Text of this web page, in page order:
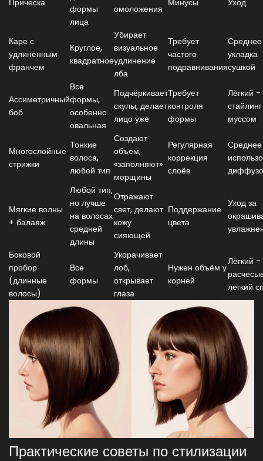
Прическа
формы
лица
омоложения
Минусы Уход
Каре с
удлинённым
франчем
Круглое,
квадратное
Убирает
визуальное
удлинение
лба
Требует
частого
подравнивания
укладка
сушкой
Ассиметричный
боб
Все
формы,
особенно
овальная
Подчёркивает
скулы, делает
лицо уже
Требует
контроля
формы
Лёгкий -
стайлинг
муссом
Многослойные
стрижки
Тонкие
волоса,
любой тип
Создают
объём,
«заполняют»
морщины
Регулярная
коррекция
слоёв
Мягкие волны
+ балаяж
Любой тип,
но лучше
на волосах
средней
длины
Отражают
свет, делают
кожу
сияющей
Поддержание
цвета
Уход за
Боковой
пробор
(длинные
волосы)
Все
формы
Укорачивает
лоб,
открывает
глаза
Нужен объём у
корней
Лёгкий -
легкий
Практические советы по стилизации